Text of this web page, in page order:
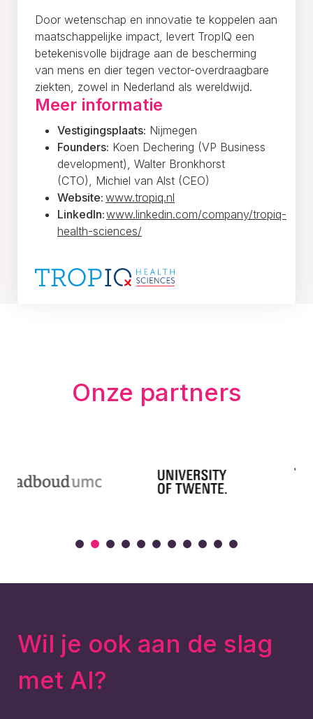
Door wetenschap en innovatie te koppelen aan
maatschappelijke impact, levert TropIQ een
betekenisvolle bijdrage aan de bescherming
van mens en dier tegen vector-overdraagbare
ziekten, zowel in Nederland als wereldwijd.
Meer informatie
Vestigingsplaats: Nijmegen
Founders: Koen Dechering (VP Business
development), Walter Bronkhorst
(CTO), Michiel van Alst (CEO)
Website: www.tropiq.nl
LinkedIn:www.linkedin.com/company/tropiq-
health-sciences/
Onze partners
Wil je ook aan de slag
met AI?